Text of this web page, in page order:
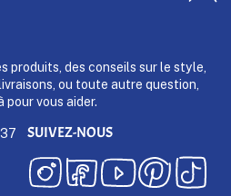
produits, des conseils sur le style,
ou toute autre question,
vous aider.
SUIVEZ-NOUS